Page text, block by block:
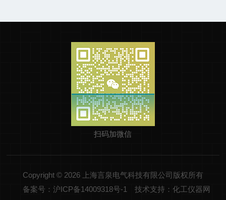
扫码加微信
Copyright © 2026 上海言泉电气科技有限公司版权所有
备案号：沪ICP备14009318号-1
技术支持：化工仪器网